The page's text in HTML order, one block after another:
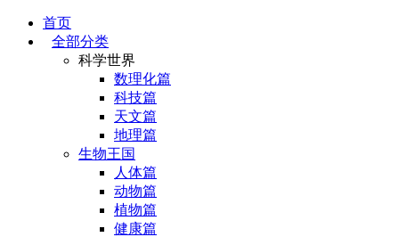
首页
全部分类
科学世界
数理化篇
科技篇
天文篇
地理篇
生物王国
人体篇
动物篇
植物篇
健康篇